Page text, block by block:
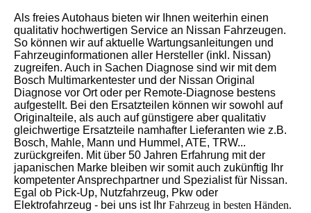
Als freies Autohaus bieten wir Ihnen weiterhin einen
qualitativ hochwertigen Service an Nissan Fahrzeugen.
So können wir auf aktuelle Wartungsanleitungen und
Fahrzeuginformationen aller Hersteller (inkl. Nissan)
zugreifen. Auch in Sachen Diagnose sind wir mit dem
Bosch Multimarkentester und der Nissan Original
Diagnose vor Ort oder per Remote-Diagnose bestens
aufgestellt. Bei den Ersatzteilen können wir sowohl auf
Originalteile, als auch auf günstigere aber qualitativ
gleichwertige Ersatzteile namhafter Lieferanten wie z.B.
Bosch, Mahle, Mann und Hummel, ATE, TRW...
zurückgreifen. Mit über 50 Jahren Erfahrung mit der
japanischen Marke bleiben wir somit auch zukünftig Ihr
kompetenter Ansprechpartner und Spezialist für Nissan.
Egal ob Pick-Up, Nutzfahrzeug, Pkw oder
Elektrofahrzeug - bei uns ist Ihr Fahrzeug in besten Händen.